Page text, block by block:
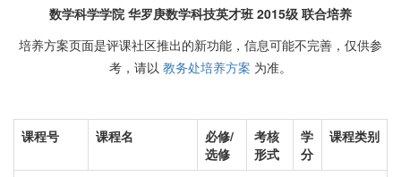
数学科学学院 华罗庚数学科技英才班 2015级 联合培养
培养方案页面是评课社区推出的新功能，信息可能不完善，仅供参
考，请以 教务处培养方案 为准。
课程号 课程名
必修/
选修
考核
形式
学
分
课程类别